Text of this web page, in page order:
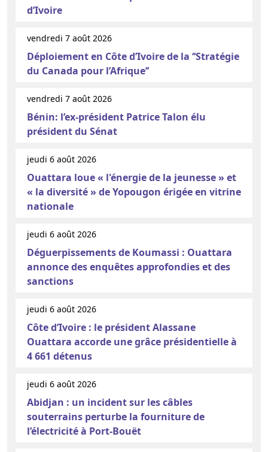
d’Ivoire
vendredi 7 août 2026
Déploiement en Côte d’Ivoire de la ‘‘Stratégie
du Canada pour l’Afrique’’
vendredi 7 août 2026
Bénin: l’ex-président Patrice Talon élu
président du Sénat
jeudi 6 août 2026
Ouattara loue « l'énergie de la jeunesse » et
« la diversité » de Yopougon érigée en vitrine
nationale
jeudi 6 août 2026
Déguerpissements de Koumassi : Ouattara
annonce des enquêtes approfondies et des
sanctions
jeudi 6 août 2026
Côte d’Ivoire : le président Alassane
Ouattara accorde une grâce présidentielle à
4 661 détenus
jeudi 6 août 2026
Abidjan : un incident sur les câbles
souterrains perturbe la fourniture de
l’électricité à Port-Bouët